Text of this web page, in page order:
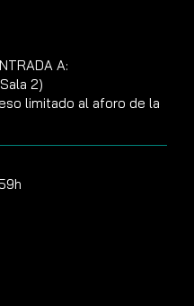
A:
2)
limitado al aforo de la